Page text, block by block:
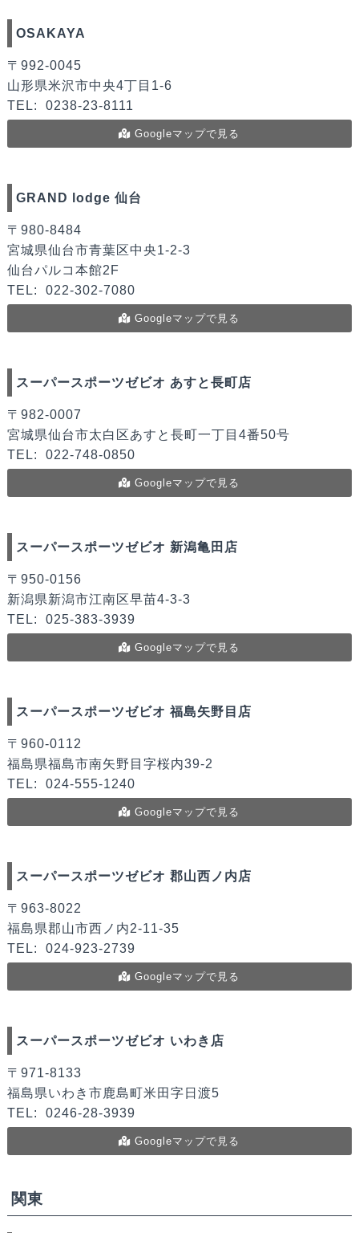
OSAKAYA
〒992-0045
山形県米沢市中央4丁目1-6
TEL:
0238-23-8111
Googleマップで見る
GRAND lodge 仙台
〒980-8484
宮城県仙台市青葉区中央1-2-3
仙台パルコ本館2F
TEL:
022-302-7080
Googleマップで見る
スーパースポーツゼビオ あすと長町店
〒982-0007
宮城県仙台市太白区あすと長町一丁目4番50号
TEL:
022-748-0850
Googleマップで見る
スーパースポーツゼビオ 新潟亀田店
〒950-0156
新潟県新潟市江南区早苗4-3-3
TEL:
025-383-3939
Googleマップで見る
スーパースポーツゼビオ 福島矢野目店
〒960-0112
福島県福島市南矢野目字桜内39-2
TEL:
024-555-1240
Googleマップで見る
スーパースポーツゼビオ 郡山西ノ内店
〒963-8022
福島県郡山市西ノ内2-11-35
TEL:
024-923-2739
Googleマップで見る
スーパースポーツゼビオ いわき店
〒971-8133
福島県いわき市鹿島町米田字日渡5
TEL:
0246-28-3939
Googleマップで見る
関東